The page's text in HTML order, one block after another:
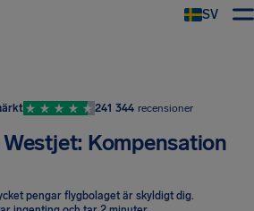
SV
241 344 recensioner
Kompensation
pengar flygbolaget är skyldigt dig.